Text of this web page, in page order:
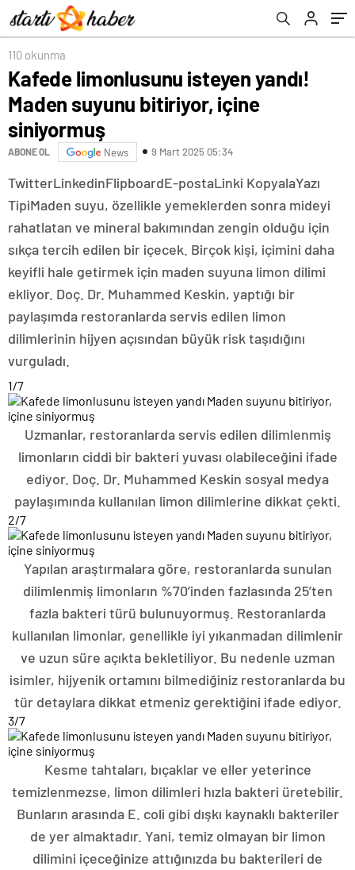
110 okunma
Kafede limonlusunu isteyen yandı!
Maden suyunu bitiriyor, içine
siniyormuş
ABONE OL News 9 Mart 2025 05:34
TwitterLinkedinFlipboardE-postaLinki KopyalaYazı
TipiMaden suyu, özellikle yemeklerden sonra mideyi
rahatlatan ve mineral bakımından zengin olduğu için
sıkça tercih edilen bir içecek. Birçok kişi, içimini daha
keyifli hale getirmek için maden suyuna limon dilimi
ekliyor. Doç. Dr. Muhammed Keskin, yaptığı bir
paylaşımda restoranlarda servis edilen limon
dilimlerinin hijyen açısından büyük risk taşıdığını
vurguladı.
1/7
Uzmanlar, restoranlarda servis edilen dilimlenmiş
limonların ciddi bir bakteri yuvası olabileceğini ifade
ediyor. Doç. Dr. Muhammed Keskin sosyal medya
paylaşımında kullanılan limon dilimlerine dikkat çekti.
2/7
Yapılan araştırmalara göre, restoranlarda sunulan
dilimlenmiş limonların %70’inden fazlasında 25’ten
fazla bakteri türü bulunuyormuş. Restoranlarda
kullanılan limonlar, genellikle iyi yıkanmadan dilimlenir
ve uzun süre açıkta bekletiliyor. Bu nedenle uzman
isimler, hijyenik ortamını bilmediğiniz restoranlarda bu
tür detaylara dikkat etmeniz gerektiğini ifade ediyor.
3/7
Kesme tahtaları, bıçaklar ve eller yeterince
temizlenmezse, limon dilimleri hızla bakteri üretebilir.
Bunların arasında E. coli gibi dışkı kaynaklı bakteriler
de yer almaktadır. Yani, temiz olmayan bir limon
dilimini içeceğinize attığınızda bu bakterileri de